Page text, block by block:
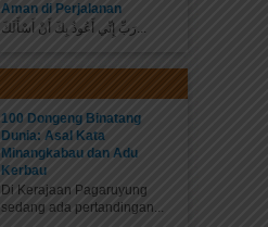
Aman di Perjalanan
رَبِّ إِنِّي أَعُوذُ بِكَ أَنْ أَسْأَلَكَ...
100 Dongeng Binatang
Dunia: Asal Kata
Minangkabau dan Adu
Kerbau
Di Kerajaan Pagaruyung
sedang ada pertandingan...